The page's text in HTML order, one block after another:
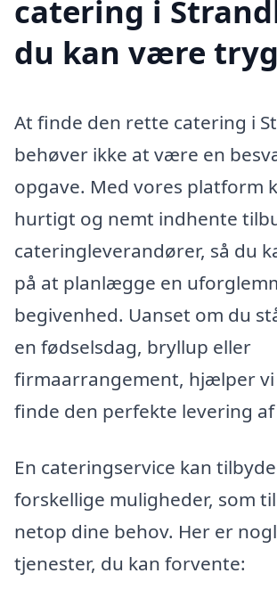
catering i
du kan være
At finde den rette catering i
behøver ikke at være en
opgave. Med vores platform
hurtigt og nemt indhente
cateringleverandører, så du
på at planlægge en
begivenhed. Uanset om du
en fødselsdag, bryllup eller
firmaarrangement, hjælper vi
finde den perfekte levering af
En cateringservice kan
forskellige muligheder, som
netop dine behov. Her er
tjenester, du kan forvente: